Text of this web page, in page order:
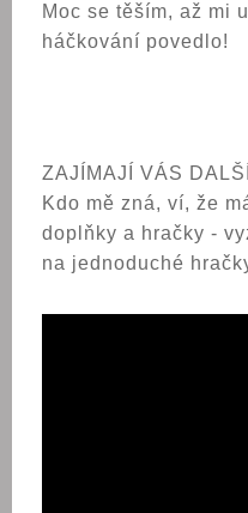
Moc se těším, až mi
háčkování povedlo!
ZAJÍMAJÍ VÁS
Kdo mě zná, ví, že
doplňky a hračky -
na jednoduché